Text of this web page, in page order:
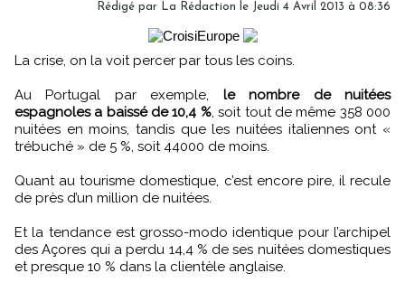
Rédigé par La Rédaction le Jeudi 4 Avril 2013 à 08:36
La crise, on la voit percer par tous les coins.
Au Portugal par exemple, le nombre de nuitées
espagnoles a baissé de 10,4 %, soit tout de même 358 000
nuitées en moins, tandis que les nuitées italiennes ont «
trébuché » de 5 %, soit 44000 de moins.
Quant au tourisme domestique, c’est encore pire, il recule
de près d’un million de nuitées.
Et la tendance est grosso-modo identique pour l’archipel
des Açores qui a perdu 14,4 % de ses nuitées domestiques
et presque 10 % dans la clientèle anglaise.